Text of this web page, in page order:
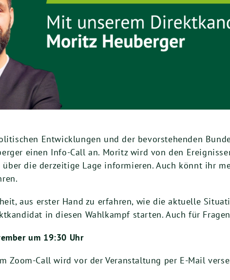
Entwicklungen und der bevorstehenden
einen Info-Call an. Moritz wird von den
über die derzeitige Lage informieren. Auch könnt ihr
aus erster Hand zu erfahren, wie die aktuelle
in diesen Wahlkampf starten. Auch für
um 19:30 Uhr
Zoom-Call wird vor der Veranstaltung per E-Mail